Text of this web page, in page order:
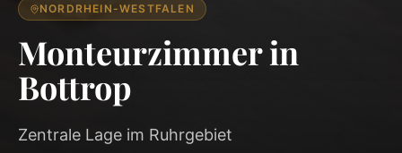
NORDRHEIN-WESTFALEN
Monteurzimmer in
Bottrop
Zentrale Lage im Ruhrgebiet